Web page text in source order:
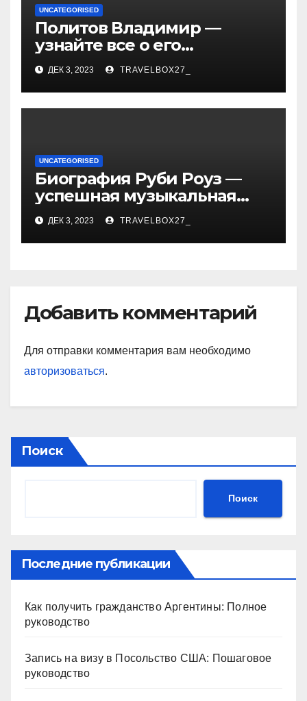
UNCATEGORISED
Политов Владимир —
узнайте все о его
биографии, возрасте и
впечатляющих
достижениях!
ДЕК 3, 2023 TRAVELBOX27_
UNCATEGORISED
Биография Руби Роуз —
успешная музыкальная
карьера, личная жизнь и
знаковые достижения
ДЕК 3, 2023 TRAVELBOX27_
Добавить комментарий
Для отправки комментария вам необходимо
авторизоваться.
Поиск
Поиск
Последние публикации
Как получить гражданство Аргентины: Полное
руководство
Запись на визу в Посольство США: Пошаговое
руководство